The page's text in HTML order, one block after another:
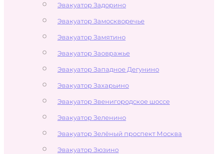
Эвакуатор Задорино
Эвакуатор Замоскворечье
Эвакуатор Замятино
Эвакуатор Заовражье
Эвакуатор Западное Дегунино
Эвакуатор Захарьино
Эвакуатор Звенигородское шоссе
Эвакуатор Зеленино
Эвакуатор Зелёный проспект Москва
Эвакуатор Зюзино